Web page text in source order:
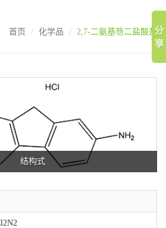
首页 化学品 2,7-二氨基芴二盐酸盐
结构式